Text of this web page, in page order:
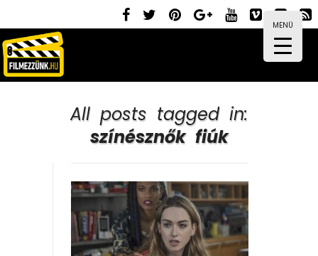
MENÜ
All posts tagged in:
színésznők fiúk